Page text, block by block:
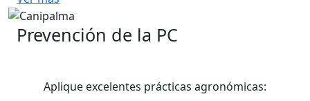
Prevención de la PC
Aplique excelentes prácticas agronómicas: